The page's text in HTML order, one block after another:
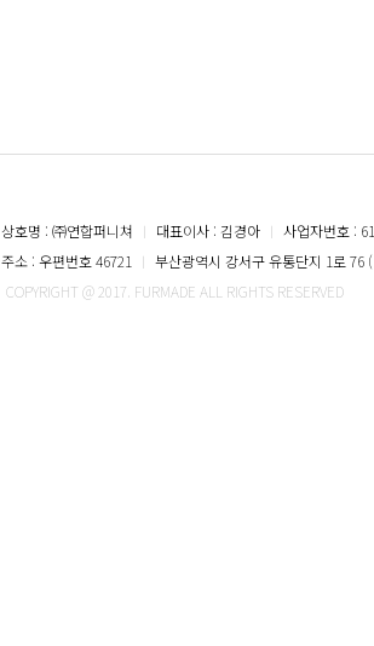
상호명 : ㈜연합퍼니쳐 ㅣ 대표이사 : 김경아 ㅣ 사업자번호 :
주소 : 우편번호 46721
ㅣ 부산광역시 강서구 유통단지 1로 76
COPYRIGHT @ 2017. FURMADE ALL RIGHTS RESERVED